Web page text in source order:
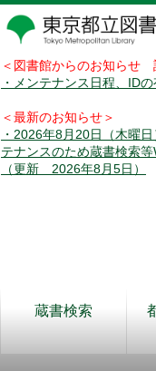
＜図書館からのお知らせ
・メンテナンス日程、ID
＜最新のお知らせ＞
・2026年8月20日（木曜
テナンスのため蔵書検索
（更新 2026年8月5日）
蔵書検索